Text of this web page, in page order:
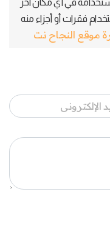
في أي مكان آخر
فقرات أو أجزاء منه
موقع النجاح نت